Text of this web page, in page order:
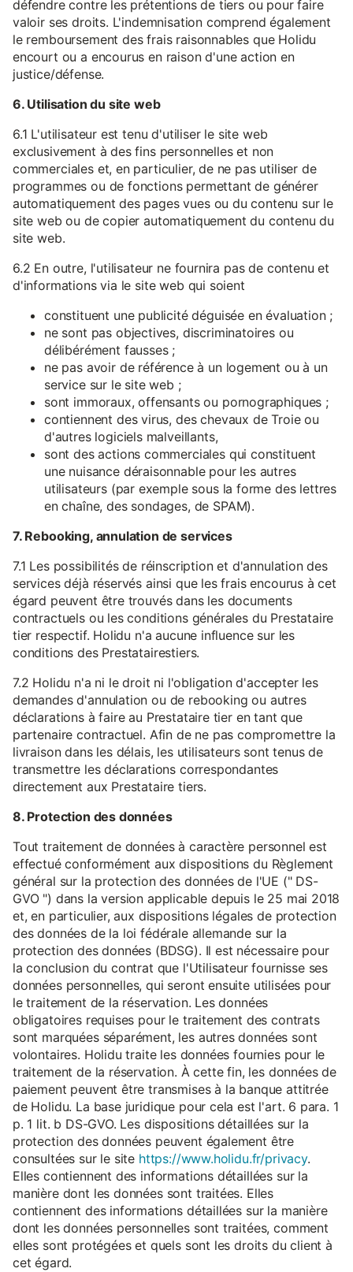
défendre contre les prétentions de tiers ou pour faire
valoir ses droits. L'indemnisation comprend également
le remboursement des frais raisonnables que Holidu
encourt ou a encourus en raison d'une action en
justice/défense.
6. Utilisation du site web
6.1 L'utilisateur est tenu d'utiliser le site web
exclusivement à des fins personnelles et non
commerciales et, en particulier, de ne pas utiliser de
programmes ou de fonctions permettant de générer
automatiquement des pages vues ou du contenu sur le
site web ou de copier automatiquement du contenu du
site web.
6.2 En outre, l'utilisateur ne fournira pas de contenu et
d'informations via le site web qui soient
constituent une publicité déguisée en évaluation ;
ne sont pas objectives, discriminatoires ou
délibérément fausses ;
ne pas avoir de référence à un logement ou à un
service sur le site web ;
sont immoraux, offensants ou pornographiques ;
contiennent des virus, des chevaux de Troie ou
d'autres logiciels malveillants,
sont des actions commerciales qui constituent
une nuisance déraisonnable pour les autres
utilisateurs (par exemple sous la forme des lettres
en chaîne, des sondages, de SPAM).
7. Rebooking, annulation de services
7.1 Les possibilités de réinscription et d'annulation des
services déjà réservés ainsi que les frais encourus à cet
égard peuvent être trouvés dans les documents
contractuels ou les conditions générales du Prestataire
tier respectif. Holidu n'a aucune influence sur les
conditions des Prestatairestiers.
7.2 Holidu n'a ni le droit ni l'obligation d'accepter les
demandes d'annulation ou de rebooking ou autres
déclarations à faire au Prestataire tier en tant que
partenaire contractuel. Afin de ne pas compromettre la
livraison dans les délais, les utilisateurs sont tenus de
transmettre les déclarations correspondantes
directement aux Prestataire tiers.
8. Protection des données
Tout traitement de données à caractère personnel est
effectué conformément aux dispositions du Règlement
général sur la protection des données de l'UE (" DS-
GVO ") dans la version applicable depuis le 25 mai 2018
et, en particulier, aux dispositions légales de protection
des données de la loi fédérale allemande sur la
protection des données (BDSG). Il est nécessaire pour
la conclusion du contrat que l'Utilisateur fournisse ses
données personnelles, qui seront ensuite utilisées pour
le traitement de la réservation. Les données
obligatoires requises pour le traitement des contrats
sont marquées séparément, les autres données sont
volontaires. Holidu traite les données fournies pour le
traitement de la réservation. À cette fin, les données de
paiement peuvent être transmises à la banque attitrée
de Holidu. La base juridique pour cela est l'art. 6 para. 1
p. 1 lit. b DS-GVO. Les dispositions détaillées sur la
protection des données peuvent également être
consultées sur le site https://www.holidu.fr/privacy.
Elles contiennent des informations détaillées sur la
manière dont les données sont traitées. Elles
contiennent des informations détaillées sur la manière
dont les données personnelles sont traitées, comment
elles sont protégées et quels sont les droits du client à
cet égard.